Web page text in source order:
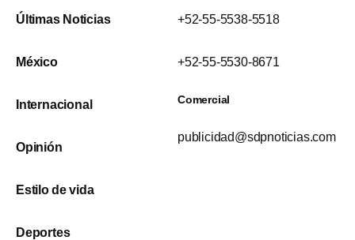
Últimas Noticias
México
Internacional
Opinión
Estilo de vida
Deportes
+52-55-5538-5518
+52-55-5530-8671
Comercial
publicidad@sdpnoticias.com